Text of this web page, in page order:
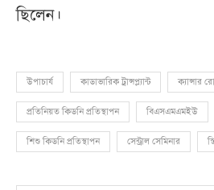
ছিলেন।
উপাচার্য কাডাভারিক ট্রান্সপ্ল্যান্ট ক্যান্সার
প্রতিনিয়ত কিডনি প্রতিস্থাপন বিএসএমএমইউ
শিশু কিডনি প্রতিস্থাপন সেন্ট্রাল সেমিনার